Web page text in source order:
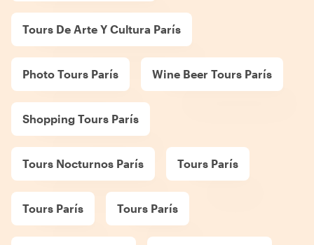
Tours De Arte Y Cultura París
Photo Tours París Wine Beer Tours París
Shopping Tours París
Tours Nocturnos París Tours París
Tours París Tours París